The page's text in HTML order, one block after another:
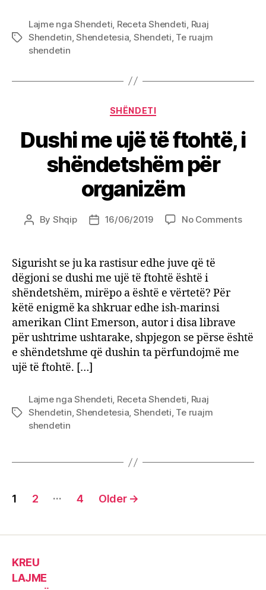
Tags
Lajme nga Shendeti Receta Shendeti Ruaj
Shendetin ,Shendetesia Shendeti Te ruajm
shendetin
Categories
SHËNDETI
Dushi me ujë të ftohtë, i
shëndetshëm për
organizëm
Post
By Shqip
Post16/06/2019 No Commentson
Sigurisht se ju ka rastisur edhe juve që të
dëgjoni se dushi me ujë të ftohtë është i
shëndetshëm, mirëpo a është e vërtetë? Për
këtë enigmë ka shkruar edhe ish-marinsi
amerikan Clint Emerson, autor i disa librave
për ushtrime ushtarake, shpjegon se përse është
e shëndetshme që dushin ta përfundojmë me
ujë të ftohtë. […]
Tags
Lajme nga Shendeti, Receta Shendeti, Ruaj
Shendetin,Shendetesia, Shendeti, Te ruajm
shendetin
Posts
1 2 … 4 Older →
KREU
LAJME